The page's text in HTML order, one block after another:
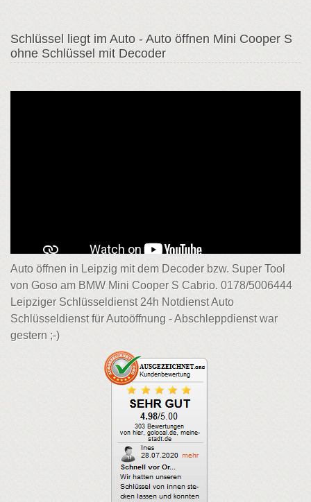
Schlüssel liegt im Auto - Auto öffnen Mini Cooper S
ohne Schlüssel mit Decoder
Auto öffnen in Leipzig mit dem Decoder bzw. Super Tool
von Goso am BMW Mini Cooper S Cabrio. 0178/5006444
Leipziger Schlüsseldienst 24h Notdienst Auto
Schlüsseldienst für Autoöffnung - Abschleppdienst war
gestern ;-)